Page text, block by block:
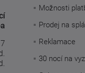
Možnosti
Prodej na
Reklamace
30 nocí na